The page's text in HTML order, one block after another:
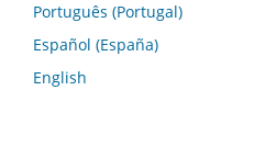
Português (Portugal)
Español (España)
English